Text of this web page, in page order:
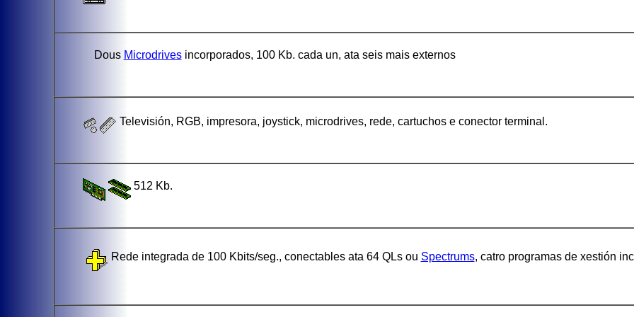
Dous Microdrivesincorporados, 100 Kb. cada un, ata seis mais externos
Televisión, RGB, impresora, joystick, microdrives, rede, cartuchos e conector terminal.
512 Kb.
Rede integrada de 100 Kbits/seg., conectables ata 64 QLs ou Spectrums, catro programas de xestión